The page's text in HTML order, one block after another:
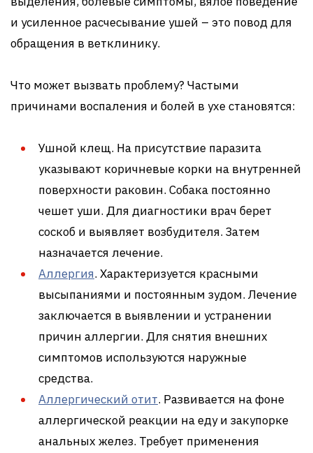
и усиленное расчесывание ушей – это повод для
обращения в ветклинику.
Что может вызвать проблему? Частыми
причинами воспаления и болей в ухе становятся:
Ушной клещ. На присутствие паразита
указывают коричневые корки на внутренней
поверхности раковин. Собака постоянно
чешет уши. Для диагностики врач берет
соскоб и выявляет возбудителя. Затем
назначается лечение.
Аллергия. Характеризуется красными
высыпаниями и постоянным зудом. Лечение
заключается в выявлении и устранении
причин аллергии. Для снятия внешних
симптомов используются наружные
средства.
Аллергический отит. Развивается на фоне
аллергической реакции на еду и закупорке
анальных желез. Требует применения